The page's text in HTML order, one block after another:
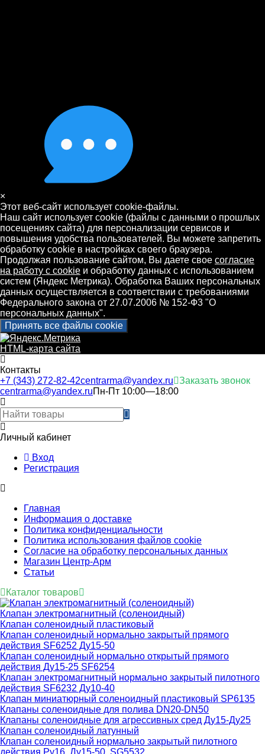
×
Этот веб-сайт использует cookie-файлы.
Наш сайт использует cookie (файлы с данными о прошлых
посещениях сайта) для персонализации сервисов и
повышения удобства пользователей. Вы можете запретить
обработку cookie в настройках своего браузера.
Продолжая пользование сайтом, Вы даете свое согласие
на работу с cookie и обработку данных с использованием
систем (Яндекс Метрика). Обработка Ваших персональных
данных осуществляется в соответствии с требованиями
Федерального закона от 27.07.2006 № 152-Ф3 "О
персональных данных".
Принять все файлы cookie
HTML-карта сайта
Контакты
+7 (343) 272-82-42centrarma@yandex.ru
Заказать звонок
centrarma@yandex.ruПн-Пт 10:00—18:00
Личный кабинет
Вход
Регистрация
Главная
Информация о доставке
Политика конфиденциальности
Политика использования файлов cookie
Согласие на обработку персональных данных
Магазин Центр-Арм
Статьи
Каталог товаров
Клапан электромагнитный (соленоидный)
Клапан соленоидный пластиковый
Клапан соленоидный нормально закрытый прямого
действия SF6252 Ду15-50
Клапан соленоидный нормально открытый прямого
действия Ду15-25 SF6254
Клапан электромагнитный нормально закрытый пилотного
действия SF6232 Ду10-40
Клапан миниатюрный соленоидный пластиковый SP6135
Клапаны соленоидные для полива DN20-DN50
Клапаны соленоидные для агрессивных сред Ду15-Ду25
Клапан соленоидный латунный
Клапан соленоидный нормально закрытый пилотного
действия Ру16, Ду15-50, SG5532